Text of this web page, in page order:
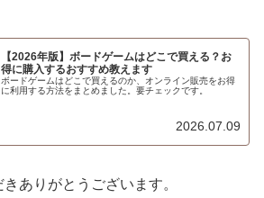
【2026年版】ボードゲームはどこで買える？お
得に購入するおすすめ教えます
ボードゲームはどこで買えるのか、オンライン販売をお得
に利用する方法をまとめました。要チェックです。
2026.07.09
ありがとうございます。